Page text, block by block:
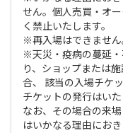
せん。個人売買・オ
く禁止いたします。
※再入場はできません
※天災・疫病の蔓延
り、ショップまたは
合、 該当の入場チケ
チケットの発行はいた
なお、その場合の来
はいかなる理由にお